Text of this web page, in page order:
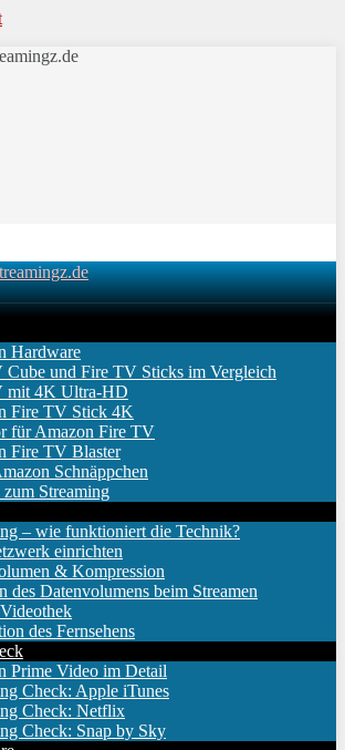
Hardware
Cube und Fire TV Sticks im Vergleich
mit 4K Ultra-HD
Fire TV Stick 4K
für Amazon Fire TV
Fire TV Blaster
Schnäppchen
Streaming
– wie funktioniert die Technik?
einrichten
& Kompression
des Datenvolumens beim Streamen
des Fernsehens
Prime Video im Detail
Check: Apple iTunes
Check: Netflix
Check: Snap by Sky